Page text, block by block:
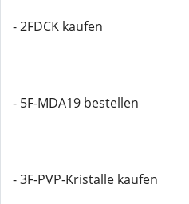
- 2FDCK kaufen
- 5F-MDA19 bestellen
- 3F-PVP-Kristalle kaufen